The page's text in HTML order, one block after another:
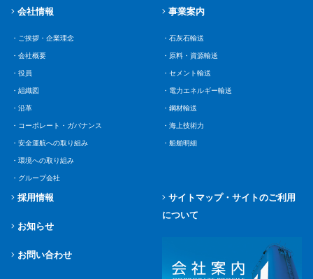
会社情報
・ご挨拶・企業理念
・会社概要
・役員
・組織図
・沿革
・コーポレート・ガバナンス
・安全運航への取り組み
・環境への取り組み
・グループ会社
事業案内
・石灰石輸送
・原料・資源輸送
・セメント輸送
・電力エネルギー輸送
・鋼材輸送
・海上技術力
・船舶明細
採用情報
お知らせ
お問い合わせ
サイトマップ・サイトのご利用
について